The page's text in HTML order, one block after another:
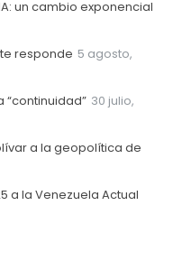
un cambio exponencial
responde 5 agosto,
“continuidad” 30 julio,
a la geopolítica de
a la Venezuela Actual